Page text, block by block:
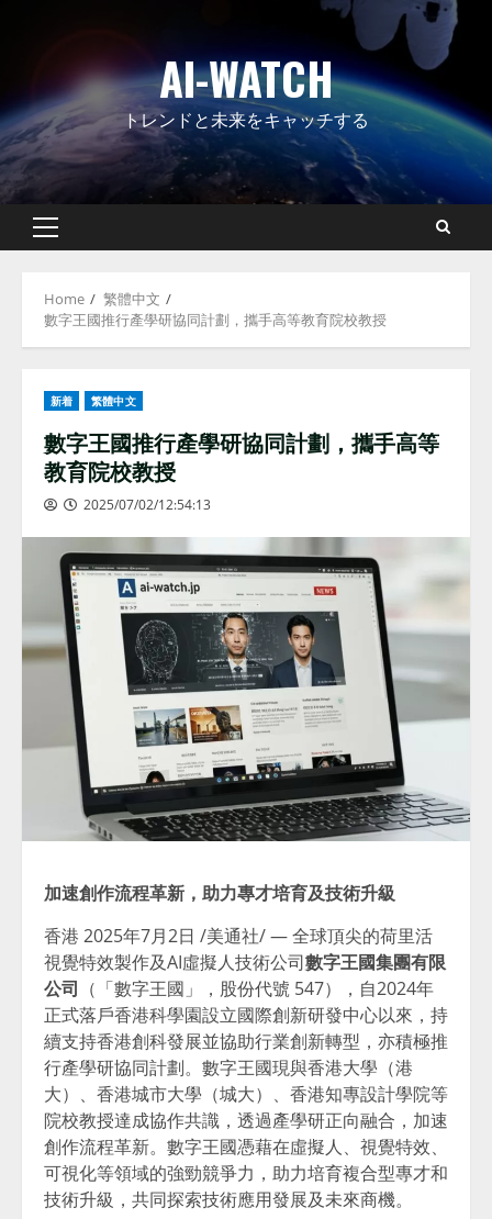
AI-WATCH
トレンドと未来をキャッチする
Primary
Home
繁體中文
數字王國推行產學研協同計劃，攜手高等教育院校教授
新着 繁體中文
數字王國推行產學研協同計劃，攜手高等
教育院校教授
2025/07/02/12:54:13
加速創作流程革新，助力專才培育及技術升級
香港 2025年7月2日 /美通社/ — 全球頂尖的荷里活
視覺特效製作及AI虛擬人技術公司數字王國集團有限
公司 （「數字王國」，股份代號 547），自2024年
正式落戶香港科學園設立國際創新研發中心以來，持
續支持香港創科發展並協助行業創新轉型，亦積極推
行產學研協同計劃。數字王國現與香港大學（港
大）、香港城市大學（城大）、香港知專設計學院等
院校教授達成協作共識，透過產學研正向融合，加速
創作流程革新。數字王國憑藉在虛擬人、視覺特效、
可視化等領域的強勁競爭力，助力培育複合型專才和
技術升級，共同探索技術應用發展及未來商機。